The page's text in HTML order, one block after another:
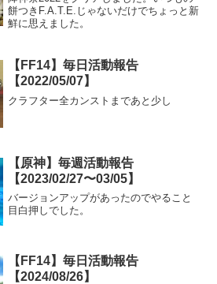
餅つきF.A.T.E.じゃないだけでちょっと新
鮮に思えました。
【FF14】毎日活動報告
【2022/05/07】
クラフター全カンストまであと少し
【原神】毎週活動報告
【2023/02/27〜03/05】
バージョンアップがあったのでやること
目白押しでした。
【FF14】毎日活動報告
【2024/08/26】